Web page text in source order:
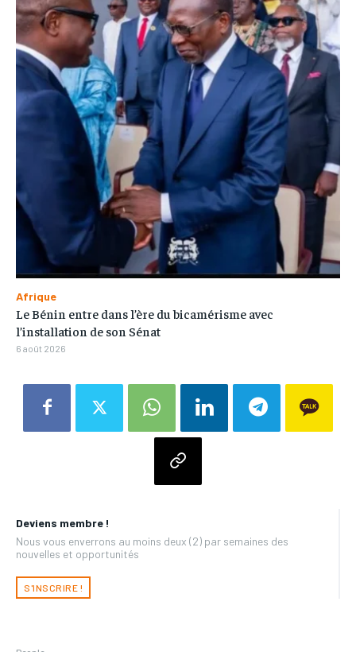
Deviens membre !
Nous vous enverrons au moins deux (2) par semaines des
nouvelles et opportunités
S'INSCRIRE !
Afrique
Le Bénin entre dans l’ère du bicamérisme avec
l’installation de son Sénat
6 août 2026